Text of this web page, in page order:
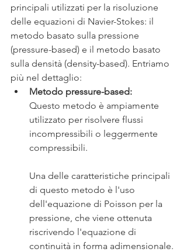
principali utilizzati per la risoluzione
delle equazioni di Navier-Stokes: il
metodo basato sulla pressione
(pressure-based) e il metodo basato
sulla densità (density-based). Entriamo
più nel dettaglio:
Metodo pressure-based:
Questo metodo è ampiamente
utilizzato per risolvere flussi
incompressibili o leggermente
compressibili.
Una delle caratteristiche principali
di questo metodo è l'uso
dell'equazione di Poisson per la
pressione, che viene ottenuta
riscrivendo l'equazione di
continuità in forma adimensionale.